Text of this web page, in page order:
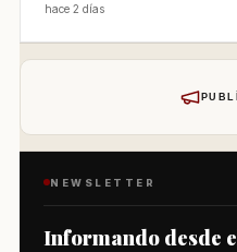
hace 2 días
NEWSLETTER
Informando desde